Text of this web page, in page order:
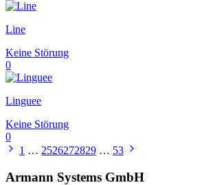
Line
Keine Störung
0
Linguee
Keine Störung
0
1 … 2526272829 … 53
Armann Systems GmbH